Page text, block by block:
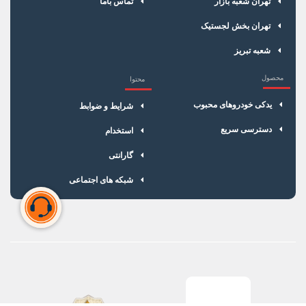
تهران بخش لجستیک
شعبه تبریز
محصول
یدکی خودروهای محبوب
دسترسی سریع
محتوا
شرایط و ضوابط
استخدام
گارانتی
شبکه های اجتماعی